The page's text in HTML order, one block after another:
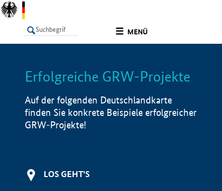
MENÜ
LISTE Info
Erfolgreiche GRW-Projekte
Auf der folgenden Deutschlandkarte
finden Sie konkrete Beispiele erfolgreicher
GRW-Projekte!
LOS GEHT'S